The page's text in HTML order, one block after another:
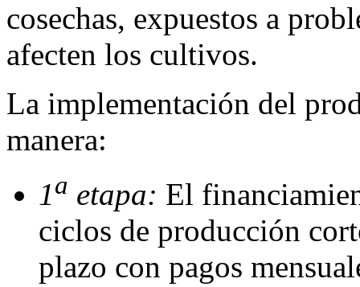
cosechas, expuestos a
afecten los cultivos.
La implementación del
manera:
1a etapa: El
ciclos de producción
plazo con pagos